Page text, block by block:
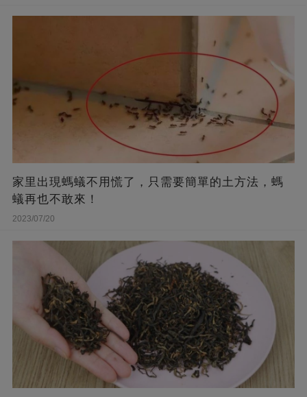
家里出現螞蟻不用慌了，只需要簡單的土方法，螞
蟻再也不敢來！
2023/07/20